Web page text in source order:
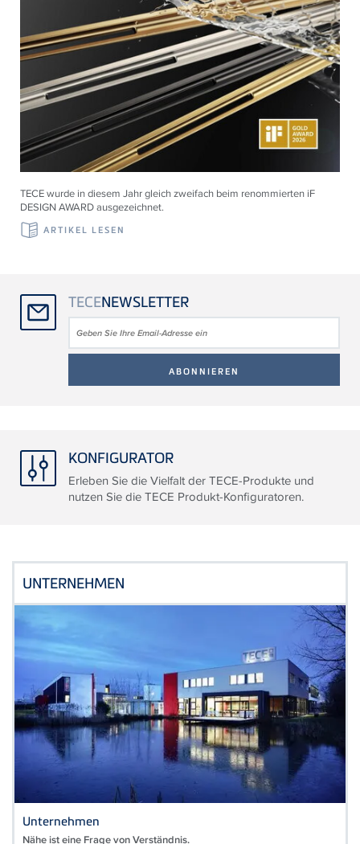
TECE wurde in diesem Jahr gleich zweifach beim renommierten iF
DESIGN AWARD ausgezeichnet.
ARTIKEL LESEN
TECENEWSLETTER
KONFIGURATOR
Erleben Sie die Vielfalt der TECE-Produkte und
nutzen Sie die TECE Produkt-Konfiguratoren.
UNTERNEHMEN
Unternehmen
Nähe ist eine Frage von Verständnis.